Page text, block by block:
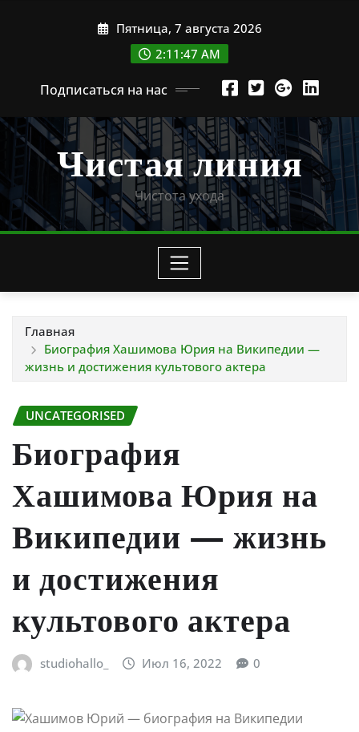
Пятница, 7 августа 2026
2:11:49 AM
Подписаться на нас
Чистая линия
Чистота ухода
Главная
Биография Хашимова Юрия на Википедии —
жизнь и достижения культового актера
UNCATEGORISED
Биография
Хашимова Юрия на
Википедии — жизнь
и достижения
культового актера
studiohallo_ Июл 16, 2022 0